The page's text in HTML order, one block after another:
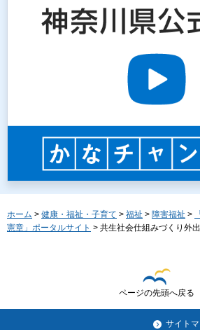
ホーム > 健康・福祉・子育て > 福祉 > 障害福祉 >
憲章」ポータルサイト > 共生社会仕組みづくり外
ページの先頭へ戻る
サイト